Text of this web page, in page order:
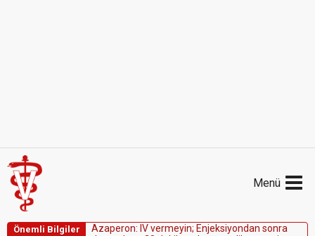
Menü
Önemli Bilgiler Azaperon: Vvermeyin; Enjeksiyondan sonra